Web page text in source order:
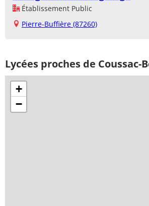
Établissement Public
Pierre-Buffière (87260)
Lycées proches de Coussac-
+
−